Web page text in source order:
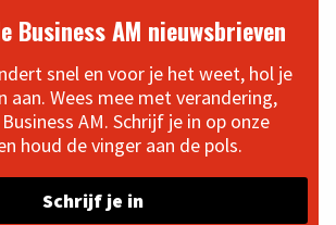
Business AM nieuwsbrieven
snel en voor je het weet, hol je
aan. Wees mee met verandering,
AM. Schrijf je in op onze
houd de vinger aan de pols.
Schrijf je in